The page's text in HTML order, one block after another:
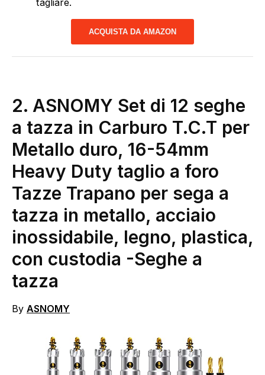
ACQUISTA DA AMAZON
2. ASNOMY Set di 12 seghe
a tazza in Carburo T.C.T per
Metallo duro, 16-54mm
Heavy Duty taglio a foro
Tazze Trapano per sega a
tazza in metallo, acciaio
inossidabile, legno, plastica,
con custodia -Seghe a
tazza
By ASNOMY